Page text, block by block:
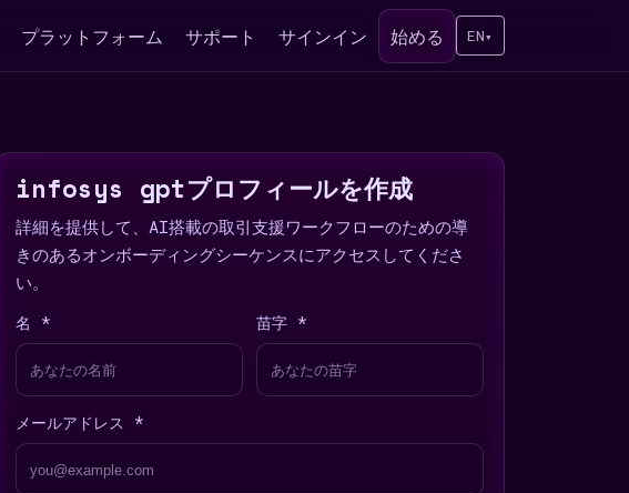
プラットフォーム サポート サインイン 始める EN▾
infosys gptプロフィールを作成
詳細を提供して、AI搭載の取引支援ワークフローのための導
きのあるオンボーディングシーケンスにアクセスしてくださ
い。
名 * 苗字 *
メールアドレス *